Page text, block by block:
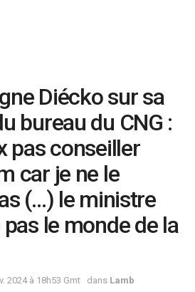
Diécko sur sa
bureau du CNG :
pas conseiller
car je ne le
(…) le ministre
le monde de la
2024 à 18h53 Gmt dans Lamb